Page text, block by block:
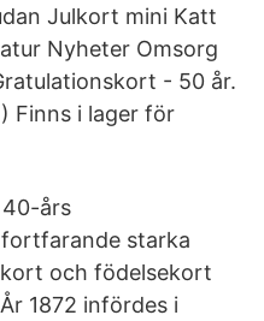
Julkort mini Katt
Nyheter Omsorg
- 50 år.
Finns i lager för
års
starka
och födelsekort
1872 infördes i